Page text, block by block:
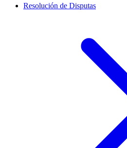
Resolución de Disputas